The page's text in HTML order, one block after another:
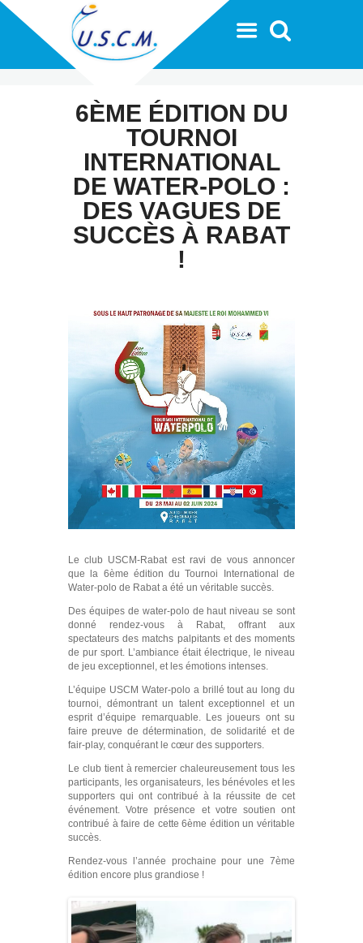
6ÈME ÉDITION DU
TOURNOI
INTERNATIONAL
DE WATER-POLO :
DES VAGUES DE
SUCCÈS À RABAT
!
Le club USCM-Rabat est ravi de vous annoncer
que la 6ème édition du Tournoi International de
Water-polo de Rabat a été un véritable succès.
Des équipes de water-polo de haut niveau se sont
donné rendez-vous à Rabat, offrant aux
spectateurs des matchs palpitants et des moments
de pur sport. L’ambiance était électrique, le niveau
de jeu exceptionnel, et les émotions intenses.
L’équipe USCM Water-polo a brillé tout au long du
tournoi, démontrant un talent exceptionnel et un
esprit d’équipe remarquable. Les joueurs ont su
faire preuve de détermination, de solidarité et de
fair-play, conquérant le cœur des supporters.
Le club tient à remercier chaleureusement tous les
participants, les organisateurs, les bénévoles et les
supporters qui ont contribué à la réussite de cet
événement. Votre présence et votre soutien ont
contribué à faire de cette 6ème édition un véritable
succès.
Rendez-vous l’année prochaine pour une 7ème
édition encore plus grandiose !